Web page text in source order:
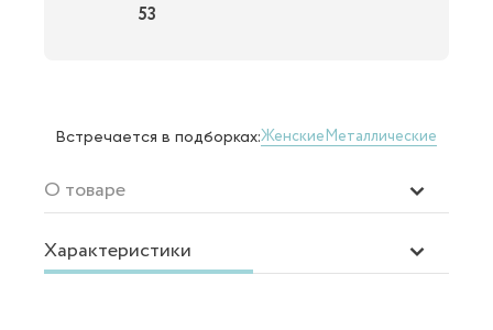
53
Встречается в подборках:ЖенскиеМеталлические
О товаре
Характеристики